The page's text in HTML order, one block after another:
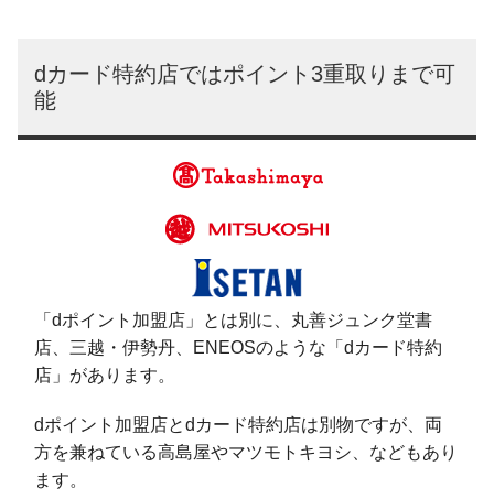
dカード特約店ではポイント3重取りまで可
能
「dポイント加盟店」とは別に、丸善ジュンク堂書
店、三越・伊勢丹、ENEOSのような「dカード特約
店」があります。
dポイント加盟店とdカード特約店は別物ですが、両
方を兼ねている高島屋やマツモトキヨシ、などもあり
ます。